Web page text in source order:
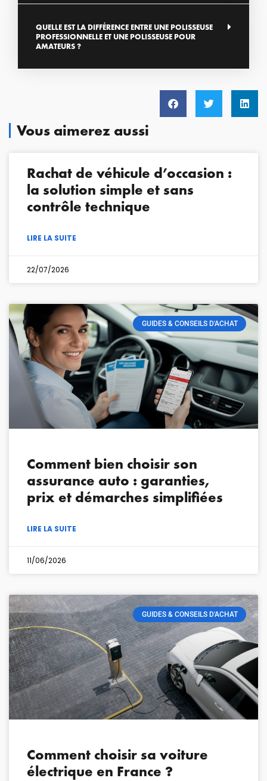
QUELLE EST LA DIFFÉRENCE ENTRE UNE POLISSEUSE
PROFESSIONNELLE ET UNE POLISSEUSE POUR
AMATEURS ?
Vous aimerez aussi
Rachat de véhicule d’occasion :
la solution simple et sans
contrôle technique
LIRE LA SUITE
22/07/2026
GUIDES & CONSEILS D'ACHAT
Comment bien choisir son
assurance auto : garanties,
prix et démarches simplifiées
LIRE LA SUITE
11/06/2026
GUIDES & CONSEILS D'ACHAT
Comment choisir sa voiture
électrique en France ?